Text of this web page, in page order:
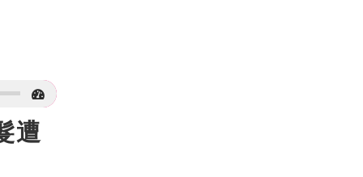
遭